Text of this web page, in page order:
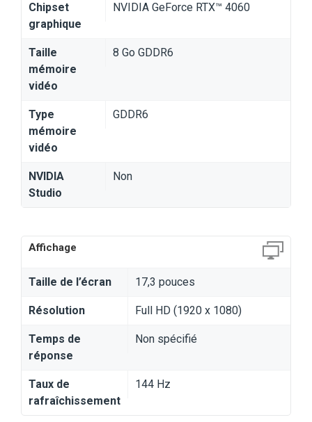
Chipset
graphique
NVIDIA GeForce RTX™ 4060
Taille
mémoire
vidéo
8 Go GDDR6
Type
mémoire
vidéo
GDDR6
NVIDIA
Studio
Non
Affichage
Taille de l’écran 17,3 pouces
Résolution Full HD (1920 x 1080)
Temps de
réponse
Non spécifié
Taux de
rafraîchissement
144 Hz